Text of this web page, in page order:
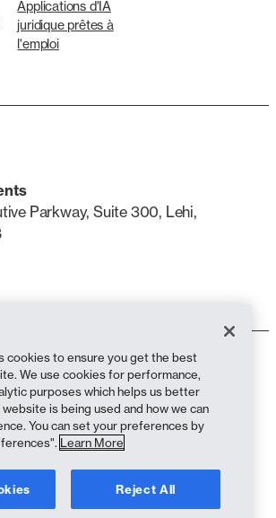
Applications d'IA
juridique prêtes à
l'emploi
Parkway, Suite 300, Lehi,
(résidents de Californie)
l'esclavage
de cookies
cookies to ensure you get the best
We use cookies for performance,
purposes which helps us better
is being used and how we can
You can set your preferences by
Learn More
Reject All